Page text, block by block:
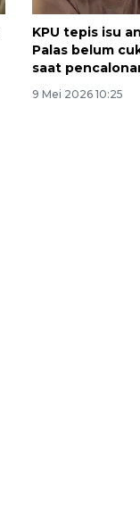
KPU tepis isu
Palas belum
saat
9 Mei 2026 10:25